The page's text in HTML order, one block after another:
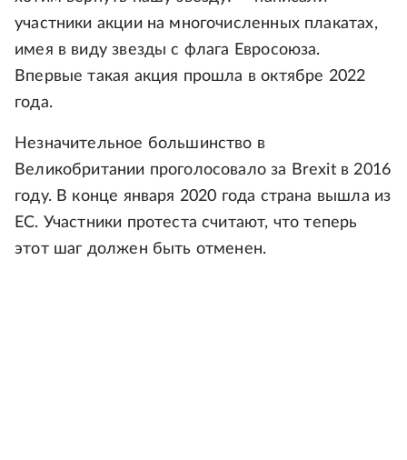
участники акции на многочисленных плакатах,
имея в виду звезды с флага Евросоюза.
Впервые такая акция прошла в октябре 2022
года.
Незначительное большинство в
Великобритании проголосовало за Brexit в 2016
году. В конце января 2020 года страна вышла из
ЕС. Участники протеста считают, что теперь
этот шаг должен быть отменен.